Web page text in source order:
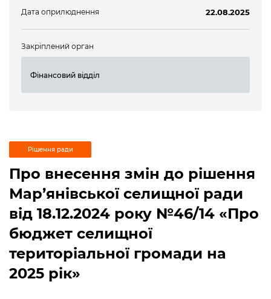
Дата оприлюднення 22.08.2025
Закріплений орган
Фінансовий відділ
Рішення ради
Про внесення змін до рішення
Мар’янівської селищної ради
від 18.12.2024 року №46/14 «Про
бюджет селищної
територіальної громади на
2025 рік»